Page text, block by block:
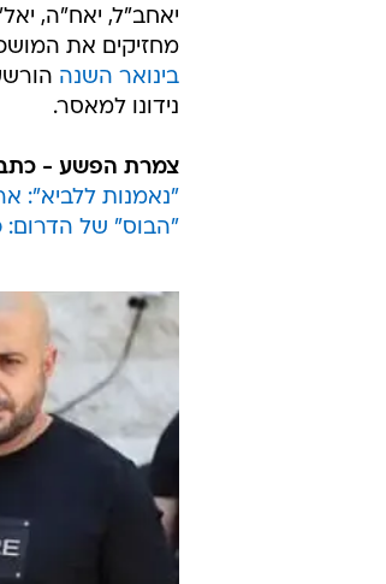
יאחב"ל, יאח"ה,
מחזיקים את
בינואר השנה
נידונו למאסר.
צמרת הפשע -
"נאמנות ללביא":
"הבוס" של הדרום: